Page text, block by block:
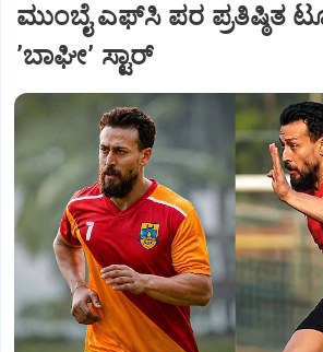
ಮುಂಬೈ ಎಫ್‌ಸಿ ಪರ ಪ್ರತಿಷ್ಠಿತ
ʼಬಾಘೀʼ ಸ್ಟಾರ್